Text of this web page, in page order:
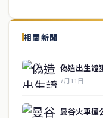
相關新聞
偽造出生證
7月11日
曼谷火車撞
泰國中文新聞（TCN）
報導泰國當地政治、經
供即時、客觀、多元的中